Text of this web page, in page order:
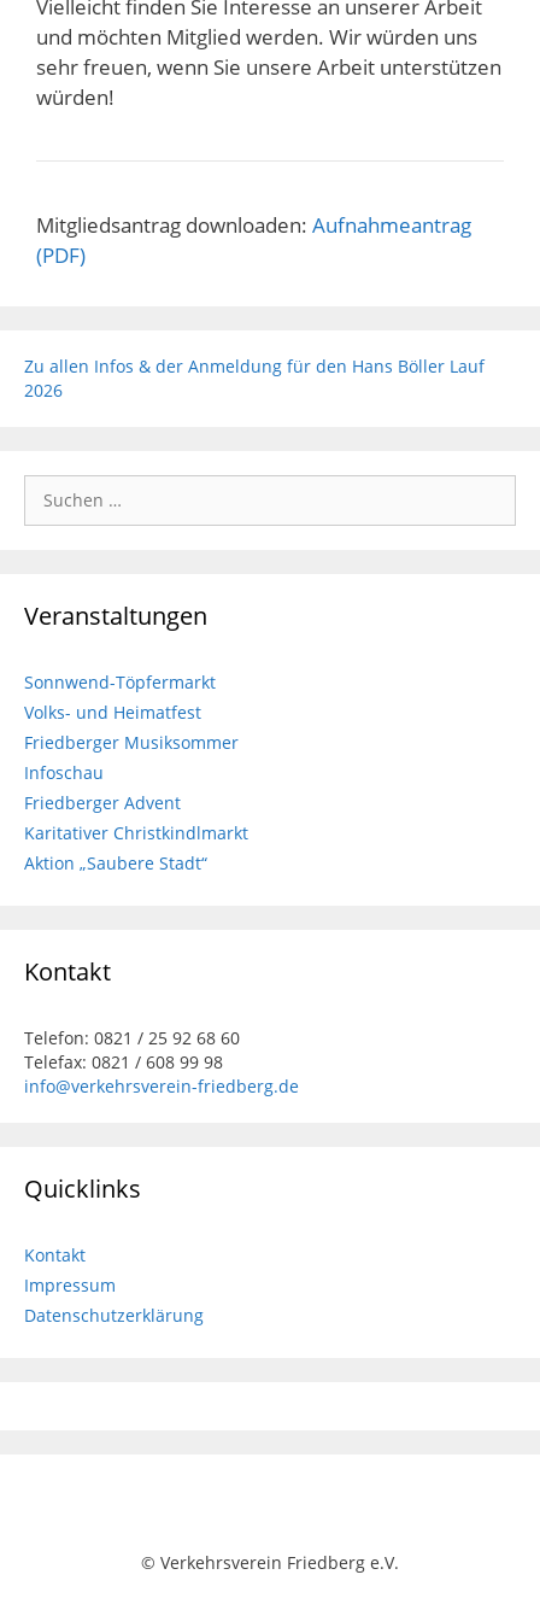
Vielleicht finden Sie Interesse an unserer Arbeit
und möchten Mitglied werden. Wir würden uns
sehr freuen, wenn Sie unsere Arbeit unterstützen
würden!
Mitgliedsantrag downloaden: Aufnahmeantrag
(PDF)
Zu allen Infos & der Anmeldung für den Hans Böller Lauf
2026
nach:
Veranstaltungen
Sonnwend-Töpfermarkt
Volks- und Heimatfest
Friedberger Musiksommer
Infoschau
Friedberger Advent
Karitativer Christkindlmarkt
Aktion „Saubere Stadt“
Kontakt
Telefon: 0821 / 25 92 68 60
Telefax: 0821 / 608 99 98
info@verkehrsverein-friedberg.de
Quicklinks
Kontakt
Impressum
Datenschutzerklärung
© Verkehrsverein Friedberg e.V.